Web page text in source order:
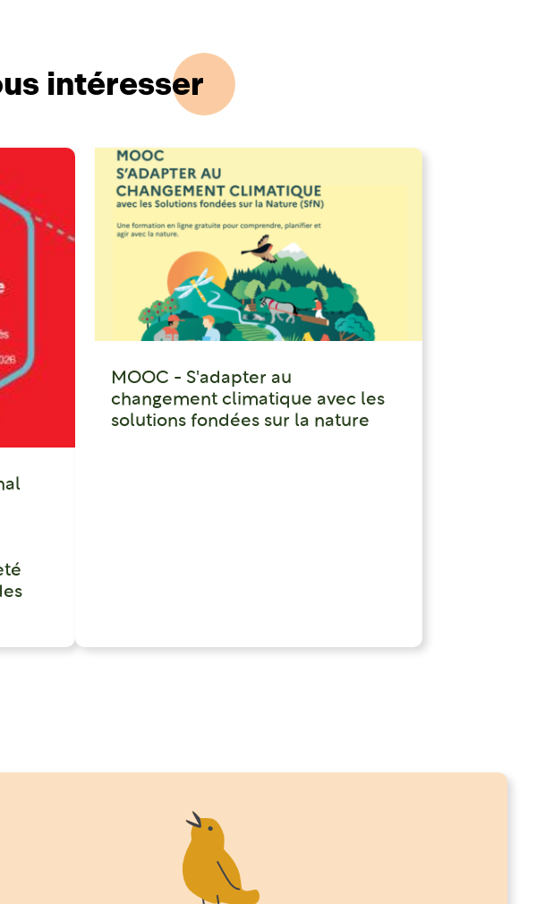
intéresser
MOOC - S'adapter au
changement climatique avec les
solutions fondées sur la nature